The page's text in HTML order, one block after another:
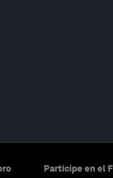
Participe en el